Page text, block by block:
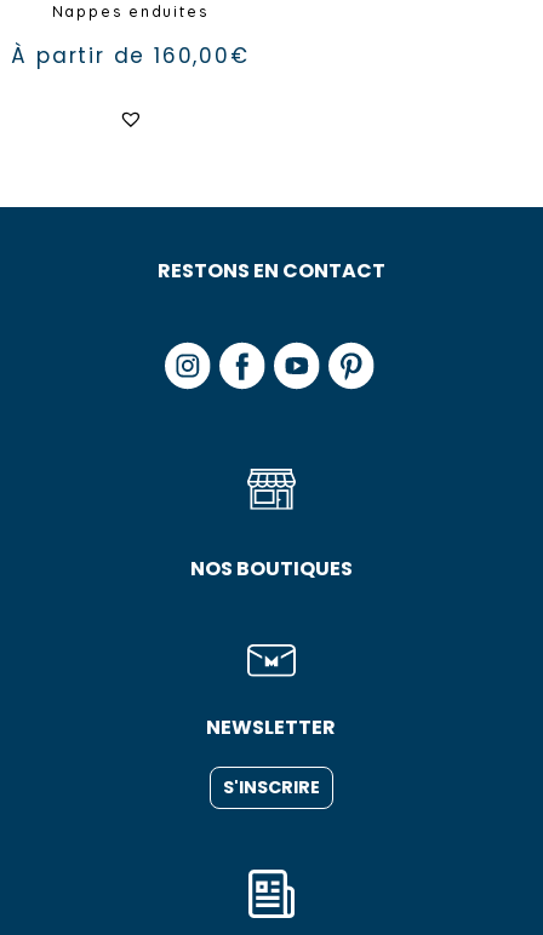
Nappes enduites
À partir de 160,00€
choisies
produit
RESTONS EN CONTACT
NOS BOUTIQUES
NEWSLETTER
S'INSCRIRE